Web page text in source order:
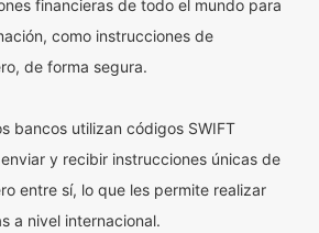
financieras de todo el mundo para
como instrucciones de
de forma segura.
bancos utilizan códigos SWIFT
y recibir instrucciones únicas de
entre sí, lo que les permite realizar
a nivel internacional.